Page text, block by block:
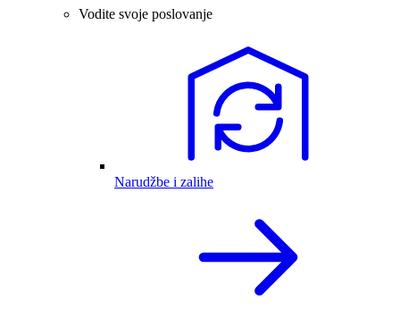
Vodite svoje poslovanje
Narudžbe i zalihe